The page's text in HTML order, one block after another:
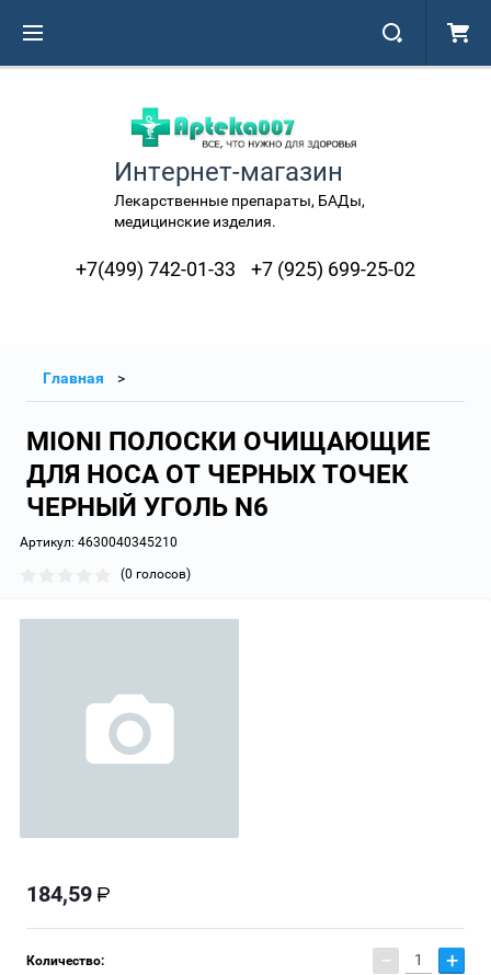
Интернет-магазин
Лекарственные препараты, БАДы,
медицинские изделия.
+7(499) 742-01-33 +7 (925) 699-25-02
Главная
MIONI ПОЛОСКИ ОЧИЩАЮЩИЕ
ДЛЯ НОСА ОТ ЧЕРНЫХ ТОЧЕК
ЧЕРНЫЙ УГОЛЬ N6
Артикул: 4630040345210
(0 голосов)
184,59
Количество: − +